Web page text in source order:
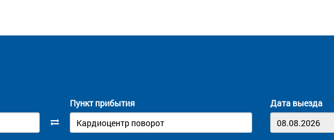
Пункт прибытия Дата выезда